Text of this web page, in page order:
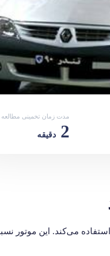
مدت زمان تخمینی مطالعه
2 دقیقه
استفاده می‌کند. این